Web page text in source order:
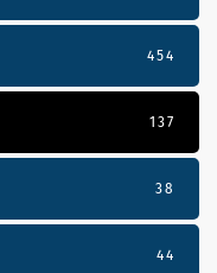
454
137
38
44